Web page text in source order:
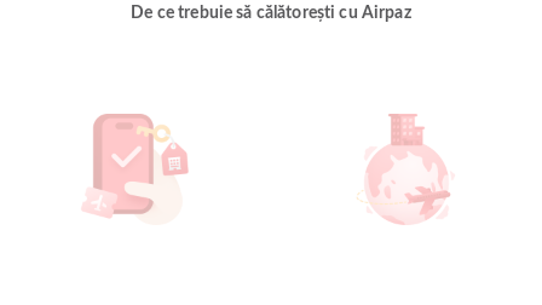
De ce trebuie să călătorești cu Airpaz